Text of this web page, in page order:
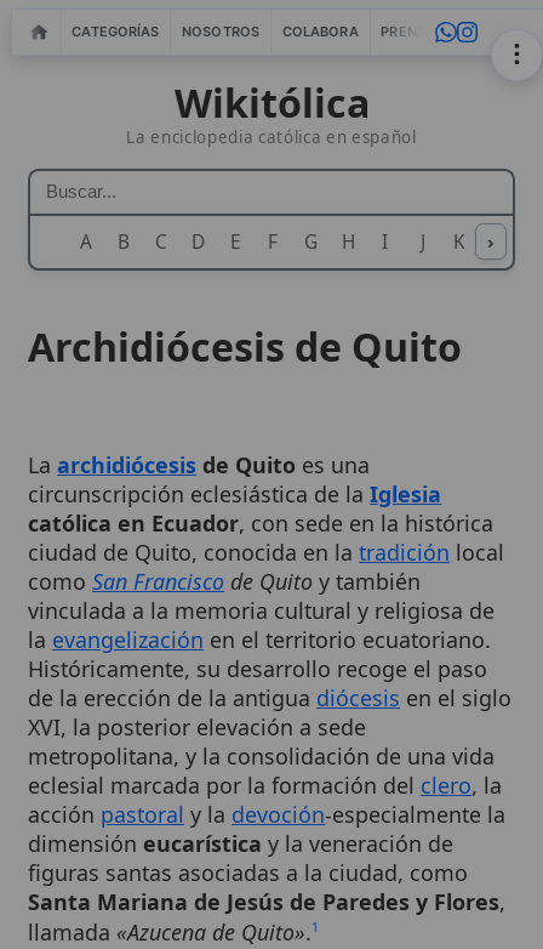
CATEGORÍAS NOSOTROS COLABORA PRENSA WEBMASTERS
Wikitólica
La enciclopedia católica en español
A B C D E F G H I J K L M
›
católica en Ecuador, con sede en la histórica
ciudad de Quito, conocida en latradiciónlocal
comoSan Franciscode Quitoy también
vinculada a la memoria cultural y religiosa de
laevangelizaciónen el territorio ecuatoriano.
Históricamente, su desarrollo recoge el paso
de la erección de la antiguadiócesisen el siglo
XVI, la posterior elevación a sede
metropolitana, y la consolidación de una vida
eclesial marcada por la formación delclero, la
acción pastoraly ladevoción -especialmente la
dimensióneucarísticay la veneración de
figuras santas asociadas a la ciudad, como
Santa Mariana de Jesús de Paredes y Flores,
llamada«Azucena de Quito».